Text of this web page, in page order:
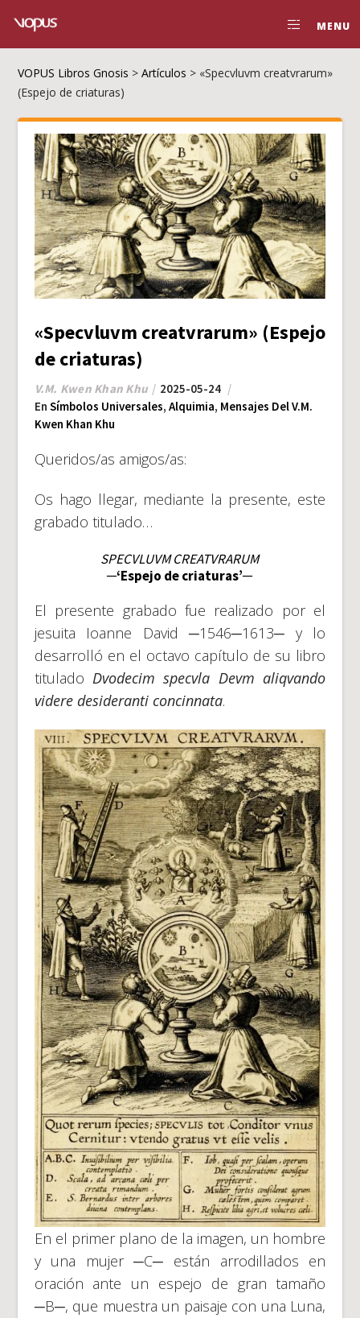
MENU
VOPUS Libros Gnosis >Artículos > «Specvluvm creatvrarum»
(Espejo de criaturas)
«Specvluvm creatvrarum» (Espejo
de criaturas)
V.M. Kwen Khan Khu
2025-05-24
En Símbolos Universales, Alquimia, Mensajes Del V.M.
Kwen Khan Khu
Queridos/as amigos/as:
Os hago llegar, mediante la presente, este
grabado titulado…
SPECVLUVM CREATVRARUM
─‘Espejo de criaturas’─
El presente grabado fue realizado por el
jesuita Ioanne David ─1546─1613─ y lo
desarrolló en el octavo capítulo de su libro
tituladoDvodecim specvla Devm aliqvando
videre desideranti concinnata.
En el primer plano de la imagen, un hombre
y una mujer ─C─ están arrodillados en
oración ante un espejo de gran tamaño
─B─, que muestra un paisaje con una Luna,